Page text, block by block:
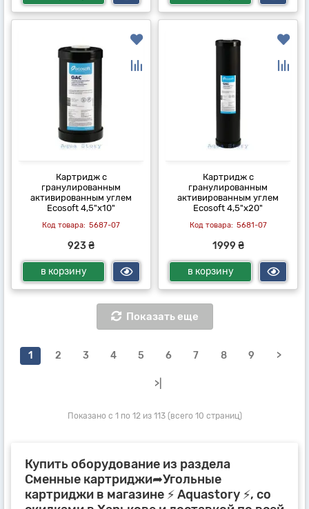
Картридж с
гранулированным
активированным углем
Ecosoft 4,5"х10"
5687-07
923 ₴
в корзину
Картридж с
гранулированным
активированным углем
Ecosoft 4,5"х20"
5681-07
1999 ₴
в корзину
Показать еще
1 2 3 4 5 6 7 8 9 >
>|
Показано с 1 по 12 из 113 (всего 10 страниц)
Купить оборудование из раздела
Сменные картриджи➦Угольные
картриджи в магазине ⚡ Aquastory ⚡, со